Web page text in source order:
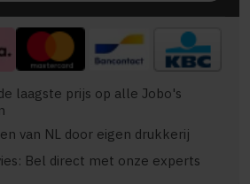
laagste prijs op alle Jobo's
van NL door eigen drukkerij
Bel direct met onze experts